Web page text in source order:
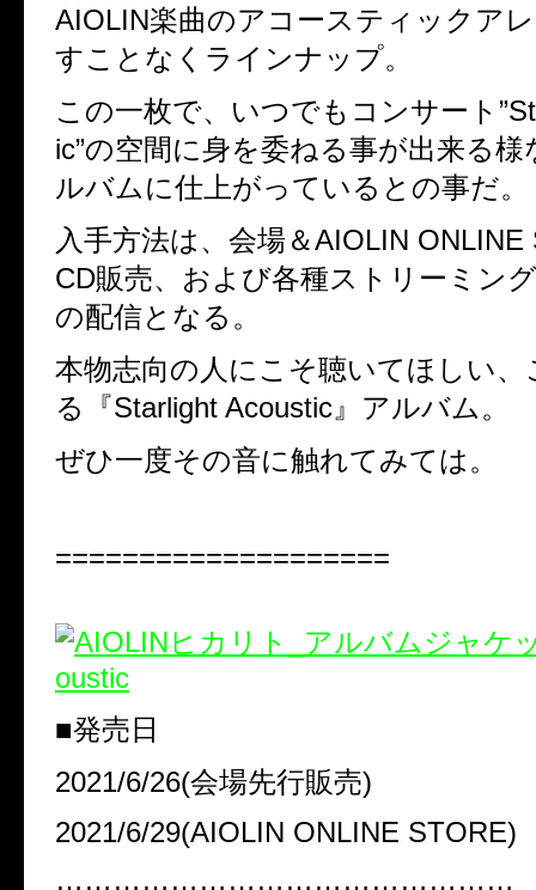
AIOLIN楽曲のアコースティックア
すことなくラインナップ。
この一枚で、いつでもコンサート”
ic”の空間に身を委ねる事が出来る
ルバムに仕上がっているとの事だ。
入手方法は、会場＆AIOLIN ONLINE
CD販売、および各種ストリーミン
の配信となる。
本物志向の人にこそ聴いてほしい
る『Starlight Acoustic』アルバム。
ぜひ一度その音に触れてみては。
====================
■発売日
2021/6/26(会場先行販売)
2021/6/29(AIOLIN ONLINE STORE)
…………………………………………